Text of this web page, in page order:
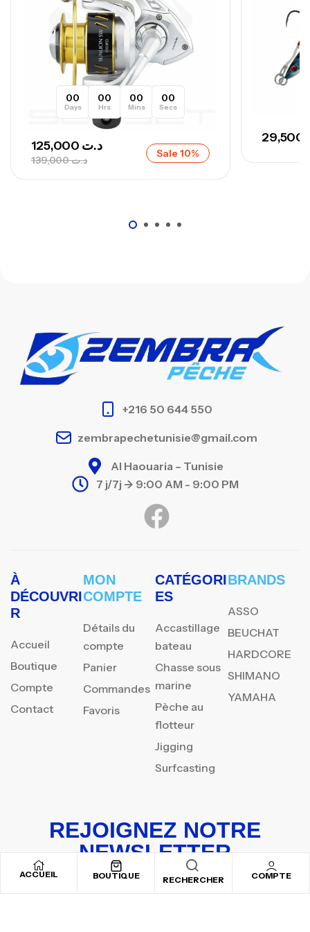
00
Days
00
Hrs
00
Mins
00
Secs
د.ت139,000
د.ت Sale 10%
ACCUEIL BOUTIQUE RECHERCHER COMPTE
+216 50 644 550
zembrapechetunisie@gmail.com
Al Haouaria – Tunisie
7 j/7j -> 9:00 AM - 9:00 PM
À
DÉCOUVRI
R
Accueil
Boutique
Compte
Contact
MON
COMPTE
Détails du
compte
Panier
Commandes
Favoris
CATÉGORI
ES
Accastillage
bateau
Chasse sous
marine
Pèche au
flotteur
Jigging
Surfcasting
BRANDS
ASSO
BEUCHAT
HARDCORE
SHIMANO
YAMAHA
REJOIGNEZ NOTRE
NEWSLETTER
Inscrivez-vous pour recevoir nos offres spéciales